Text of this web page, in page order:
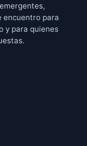
encuentro para
y para quienes